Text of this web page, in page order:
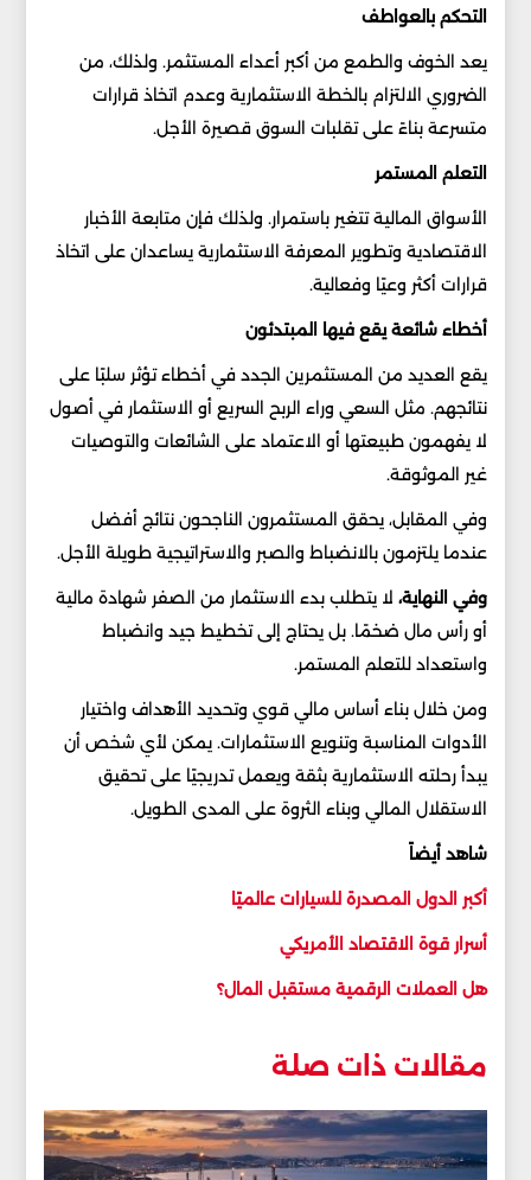
التحكم بالعواطف
يعد الخوف والطمع من أكبر أعداء المستثمر. ولذلك، من
الضروري الالتزام بالخطة الاستثمارية وعدم اتخاذ قرارات
متسرعة بناءً على تقلبات السوق قصيرة الأجل.
التعلم المستمر
الأسواق المالية تتغير باستمرار. ولذلك فإن متابعة الأخبار
الاقتصادية وتطوير المعرفة الاستثمارية يساعدان على اتخاذ
قرارات أكثر وعيًا وفعالية.
أخطاء شائعة يقع فيها المبتدئون
يقع العديد من المستثمرين الجدد في أخطاء تؤثر سلبًا على
نتائجهم. مثل السعي وراء الربح السريع أو الاستثمار في أصول
لا يفهمون طبيعتها أو الاعتماد على الشائعات والتوصيات
غير الموثوقة.
وفي المقابل، يحقق المستثمرون الناجحون نتائج أفضل
عندما يلتزمون بالانضباط والصبر والاستراتيجية طويلة الأجل.
وفي النهاية، لا يتطلب بدء الاستثمار من الصفر شهادة مالية
أو رأس مال ضخمًا. بل يحتاج إلى تخطيط جيد وانضباط
واستعداد للتعلم المستمر.
ومن خلال بناء أساس مالي قوي وتحديد الأهداف واختيار
الأدوات المناسبة وتنويع الاستثمارات. يمكن لأي شخص أن
يبدأ رحلته الاستثمارية بثقة ويعمل تدريجيًا على تحقيق
الاستقلال المالي وبناء الثروة على المدى الطويل.
شاهد أيضاً
أكبر الدول المصدرة للسيارات عالميًا
أسرار قوة الاقتصاد الأمريكي
هل العملات الرقمية مستقبل المال؟
مقالات ذات صلة